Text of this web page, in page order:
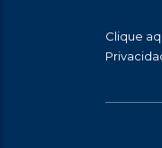
Clique